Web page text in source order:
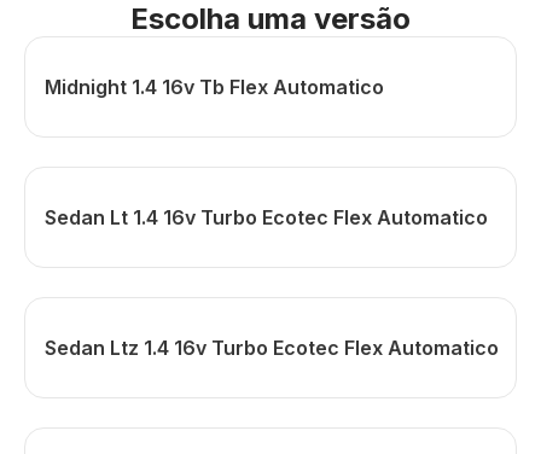
Escolha uma versão
Midnight 1.4 16v Tb Flex Automatico
Sedan Lt 1.4 16v Turbo Ecotec Flex Automatico
Sedan Ltz 1.4 16v Turbo Ecotec Flex Automatico